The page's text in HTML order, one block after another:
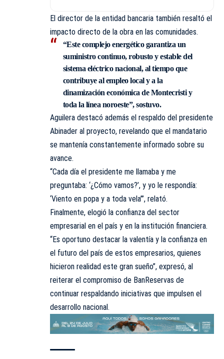
El director de la entidad bancaria también resaltó el
impacto directo de la obra en las comunidades.
“Este complejo energético garantiza un
suministro continuo, robusto y estable del
sistema eléctrico nacional, al tiempo que
contribuye al empleo local y a la
dinamización económica de Montecristi y
toda la línea noroeste”, sostuvo.
Aguilera destacó además el respaldo del presidente
Abinader al proyecto, revelando que el mandatario
se mantenía constantemente informado sobre su
avance.
“Cada día el presidente me llamaba y me
preguntaba: ‘¿Cómo vamos?’, y yo le respondía:
‘Viento en popa y a toda vela’”, relató.
Finalmente, elogió la confianza del sector
empresarial en el país y en la institución financiera.
“Es oportuno destacar la valentía y la confianza en
el futuro del país de estos empresarios, quienes
hicieron realidad este gran sueño”, expresó, al
reiterar el compromiso de BanReservas de
continuar respaldando iniciativas que impulsen el
desarrollo nacional.